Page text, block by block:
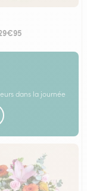
dans la journée